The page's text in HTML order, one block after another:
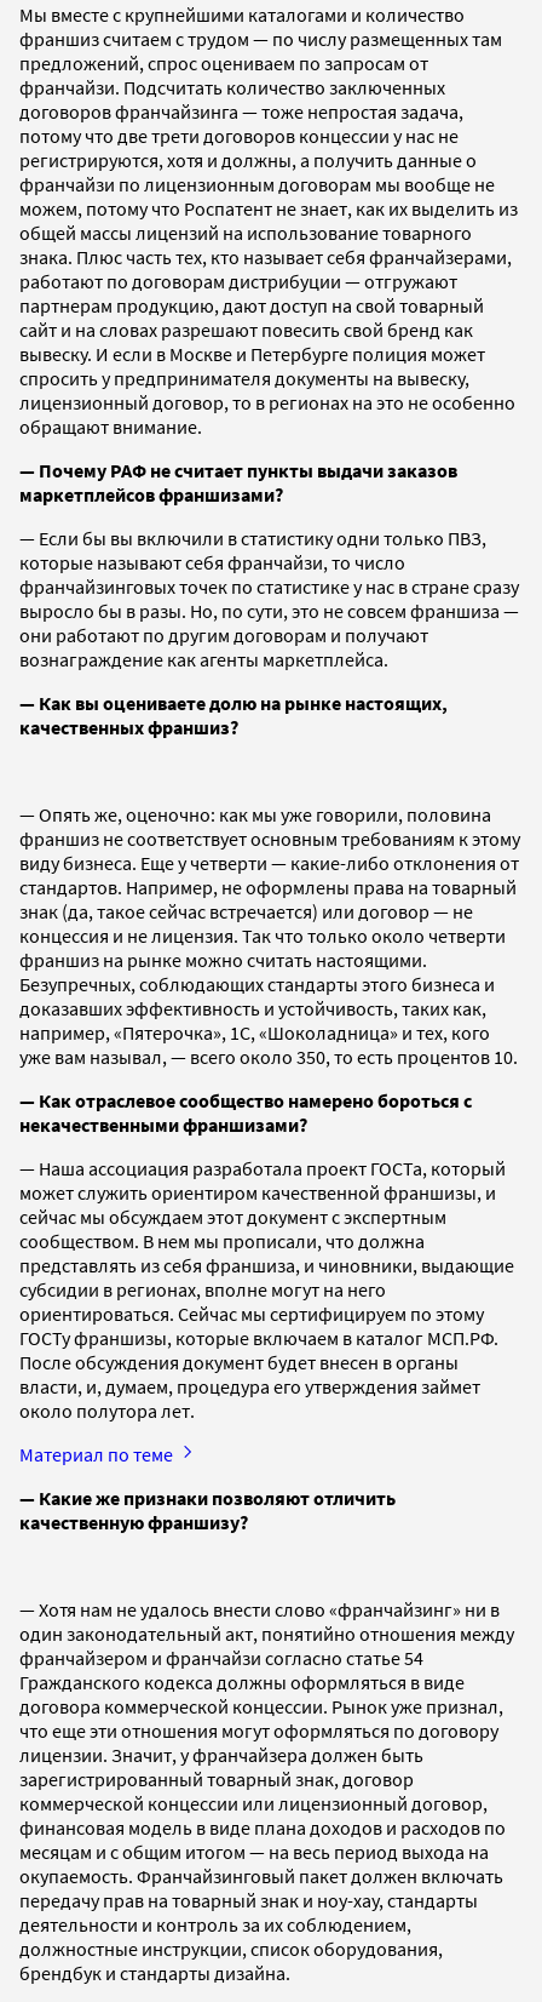
Мы вместе с крупнейшими каталогами и количество
франшиз считаем с трудом — по числу размещенных там
предложений, спрос оцениваем по запросам от
франчайзи. Подсчитать количество заключенных
договоров франчайзинга — тоже непростая задача,
потому что две трети договоров концессии у нас не
регистрируются, хотя и должны, а получить данные о
франчайзи по лицензионным договорам мы вообще не
можем, потому что Роспатент не знает, как их выделить из
общей массы лицензий на использование товарного
знака. Плюс часть тех, кто называет себя франчайзерами,
работают по договорам дистрибуции — отгружают
партнерам продукцию, дают доступ на свой товарный
сайт и на словах разрешают повесить свой бренд как
вывеску. И если в Москве и Петербурге полиция может
спросить у предпринимателя документы на вывеску,
лицензионный договор, то в регионах на это не особенно
обращают внимание.
— Почему РАФ не считает пункты выдачи заказов
маркетплейсов франшизами?
— Если бы вы включили в статистику одни только ПВЗ,
которые называют себя франчайзи, то число
франчайзинговых точек по статистике у нас в стране сразу
выросло бы в разы. Но, по сути, это не совсем франшиза —
они работают по другим договорам и получают
вознаграждение как агенты маркетплейса.
— Как вы оцениваете долю на рынке настоящих,
качественных франшиз?
— Опять же, оценочно: как мы уже говорили, половина
франшиз не соответствует основным требованиям к этому
виду бизнеса. Еще у четверти — какие-либо отклонения от
стандартов. Например, не оформлены права на товарный
знак (да, такое сейчас встречается) или договор — не
концессия и не лицензия. Так что только около четверти
франшиз на рынке можно считать настоящими.
Безупречных, соблюдающих стандарты этого бизнеса и
доказавших эффективность и устойчивость, таких как,
например, «Пятерочка», 1С, «Шоколадница» и тех, кого
уже вам называл, — всего около 350, то есть процентов 10.
— Как отраслевое сообщество намерено бороться с
некачественными франшизами?
— Наша ассоциация разработала проект ГОСТа, который
может служить ориентиром качественной франшизы, и
сейчас мы обсуждаем этот документ с экспертным
сообществом. В нем мы прописали, что должна
представлять из себя франшиза, и чиновники, выдающие
субсидии в регионах, вполне могут на него
ориентироваться. Сейчас мы сертифицируем по этому
ГОСТу франшизы, которые включаем в каталог МСП.РФ.
После обсуждения документ будет внесен в органы
власти, и, думаем, процедура его утверждения займет
около полутора лет.
Материал по теме
— Какие же признаки позволяют отличить
качественную франшизу?
— Хотя нам не удалось внести слово «франчайзинг» ни в
один законодательный акт, понятийно отношения между
франчайзером и франчайзи согласно статье 54
Гражданского кодекса должны оформляться в виде
договора коммерческой концессии. Рынок уже признал,
что еще эти отношения могут оформляться по договору
лицензии. Значит, у франчайзера должен быть
зарегистрированный товарный знак, договор
коммерческой концессии или лицензионный договор,
финансовая модель в виде плана доходов и расходов по
месяцам и с общим итогом — на весь период выхода на
окупаемость. Франчайзинговый пакет должен включать
передачу прав на товарный знак и ноу-хау, стандарты
деятельности и контроль за их соблюдением,
должностные инструкции, список оборудования,
брендбук и стандарты дизайна.